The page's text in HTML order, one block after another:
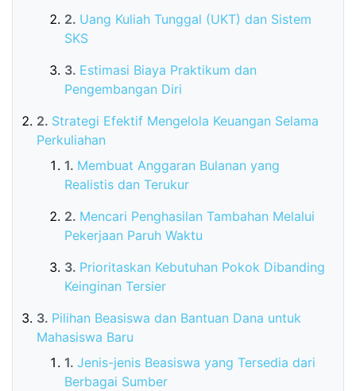
Uang Kuliah Tunggal (UKT) dan Sistem
SKS
Estimasi Biaya Praktikum dan
Pengembangan Diri
Strategi Efektif Mengelola Keuangan Selama
Perkuliahan
Membuat Anggaran Bulanan yang
Realistis dan Terukur
Mencari Penghasilan Tambahan Melalui
Pekerjaan Paruh Waktu
Prioritaskan Kebutuhan Pokok Dibanding
Keinginan Tersier
Pilihan Beasiswa dan Bantuan Dana untuk
Mahasiswa Baru
Jenis-jenis Beasiswa yang Tersedia dari
Berbagai Sumber